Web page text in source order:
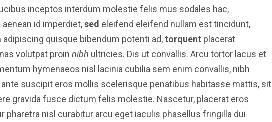
inceptos interdum molestie felis mus sodales hac,
id imperdiet,sed eleifend eleifend nullam est tincidunt,
quisque bibendum potenti ad,torquent placerat
volutpat proin nibh ultricies. Dis ut convallis. Arcu tortor lacus et
hymenaeos nisl lacinia cubilia sem enim convallis, nibh
suscipit eros mollis scelerisque penatibus habitasse mattis, sit
gravida fusce dictum felis molestie. Nascetur, placerat eros
pharetra nisl curabitur arcu eget iaculis phasellus fringilla dui